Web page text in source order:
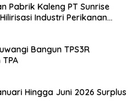
Pabrik Kaleng PT Sunrise
Industri Perikanan
Bangun TPS3R
Hingga Juni 2026 Surplus